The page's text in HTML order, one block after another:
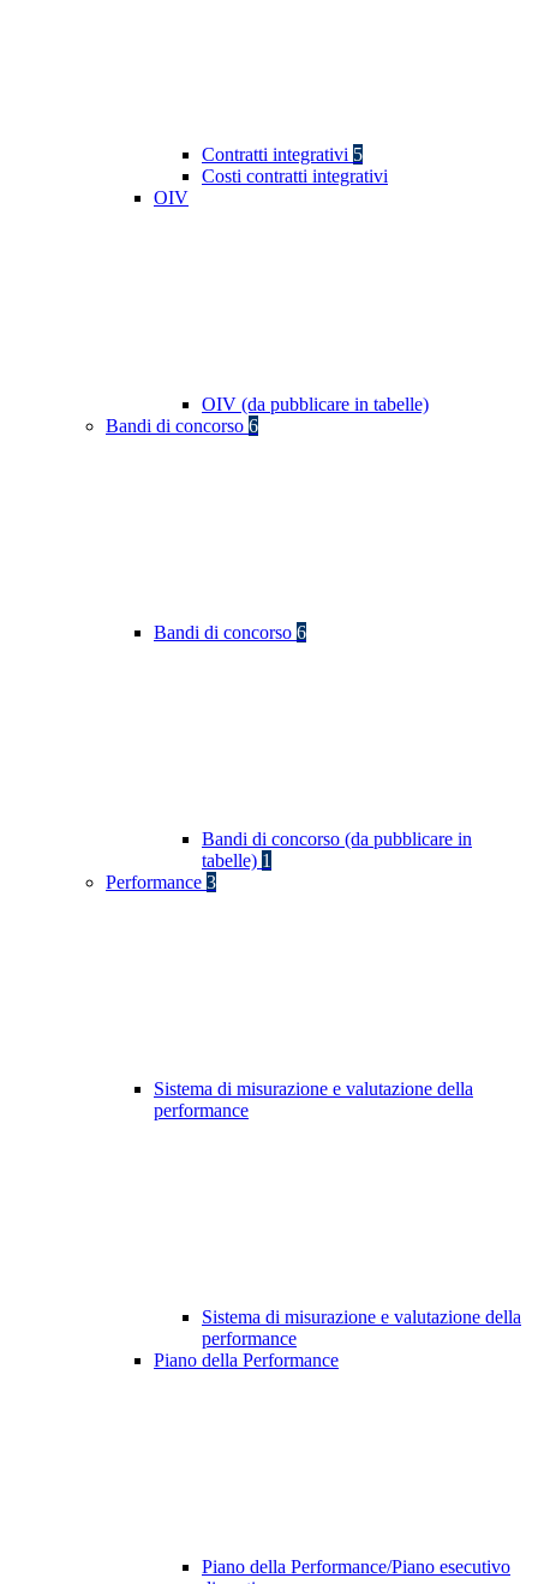
Contratti integrativi 5
Costi contratti integrativi
OIV
OIV (da pubblicare in tabelle)
Bandi di concorso 6
Bandi di concorso 6
Bandi di concorso (da pubblicare in
tabelle) 1
Performance 3
Sistema di misurazione e valutazione della
performance
Sistema di misurazione e valutazione della
performance
Piano della Performance
Piano della Performance/Piano esecutivo